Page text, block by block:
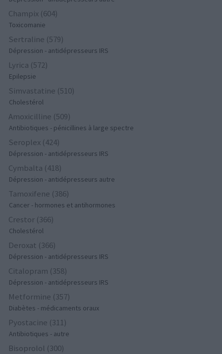
Champix (604)
Toxicomanie
Sertraline (579)
Dépression - antidépresseurs IRS
Lyrica (572)
Epilepsie
Simvastatine (510)
Cholestérol
Amoxicilline (509)
Antibiotiques - pénicillines à large spectre
Seroplex (424)
Dépression - antidépresseurs IRS
Cymbalta (418)
Dépression - antidépresseurs autre
Tamoxifene (386)
Cancer - hormones et antihormones
Crestor (366)
Cholestérol
Deroxat (366)
Dépression - antidépresseurs IRS
Citalopram (358)
Dépression - antidépresseurs IRS
Metformine (357)
Diabètes - médicaments oraux
Pyostacine (311)
Antibiotiques - autre
Bisoprolol (300)